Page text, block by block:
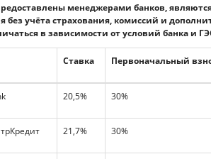
менеджерами банков,
без учёта страхования, комиссий и
в зависимости от условий банка и
Ставка Первоначальный
20,5% 30%
21,7% 30%